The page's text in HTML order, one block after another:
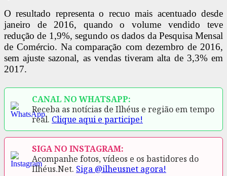
O resultado representa o recuo mais acentuado desde
janeiro de 2016, quando o volume vendido teve
redução de 1,9%, segundo os dados da Pesquisa Mensal
de Comércio. Na comparação com dezembro de 2016,
sem ajuste sazonal, as vendas tiveram alta de 3,3% em
2017.
CANAL NO WHATSAPP:
Receba as notícias de Ilhéus e região em tempo
real. Clique aqui e participe!
SIGA NO INSTAGRAM:
Acompanhe fotos, vídeos e os bastidores do
Ilhéus.Net. Siga @ilheusnet agora!